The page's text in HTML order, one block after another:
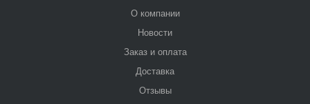
О компании
Новости
Заказ и оплата
Доставка
Отзывы